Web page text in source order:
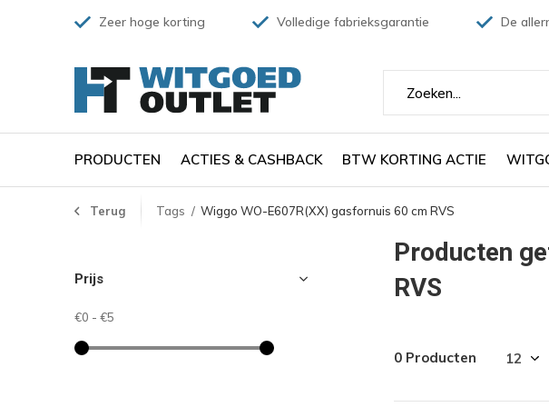
PRODUCTEN ACTIES & CASHBACK BTW KORTING ACTIE
Zeer hoge korting Volledige fabrieksgarantie De
Terug Tags Wiggo WO-E607R(XX) gasfornuis 60 cm RVS
Producten
RVS
0 Producten
Prijs
€0 - €5